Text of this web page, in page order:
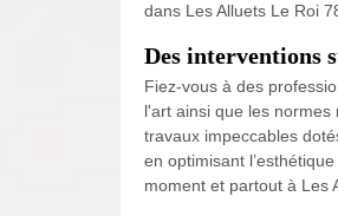
dans Les Alluets Le Roi
Des interventions
Fiez-vous à des
l'art ainsi que les
travaux impeccables
en optimisant
moment et partout à Les